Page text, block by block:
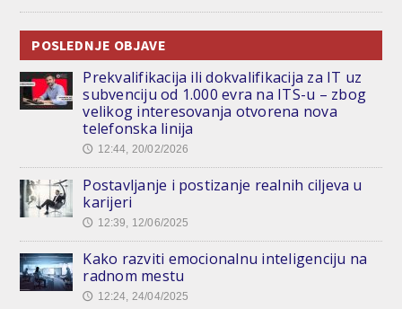
POSLEDNJE OBJAVE
Prekvalifikacija ili dokvalifikacija za IT uz
subvenciju od 1.000 evra na ITS-u – zbog
velikog interesovanja otvorena nova
telefonska linija
🕔 12:44, 20/02/2026
Postavljanje i postizanje realnih ciljeva u
karijeri
🕔 12:39, 12/06/2025
Kako razviti emocionalnu inteligenciju na
radnom mestu
🕔 12:24, 24/04/2025